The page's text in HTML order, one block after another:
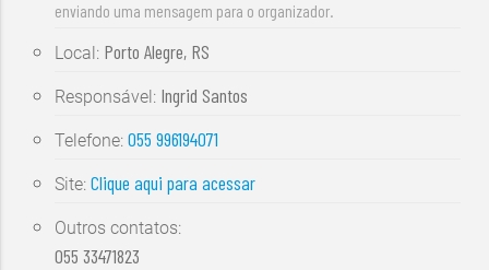
enviando uma mensagem para o organizador.
Local: Porto Alegre, RS
Responsável: Ingrid Santos
Telefone:055 996194071
Site:Clique aqui para acessar
Outros contatos:
055 33471823